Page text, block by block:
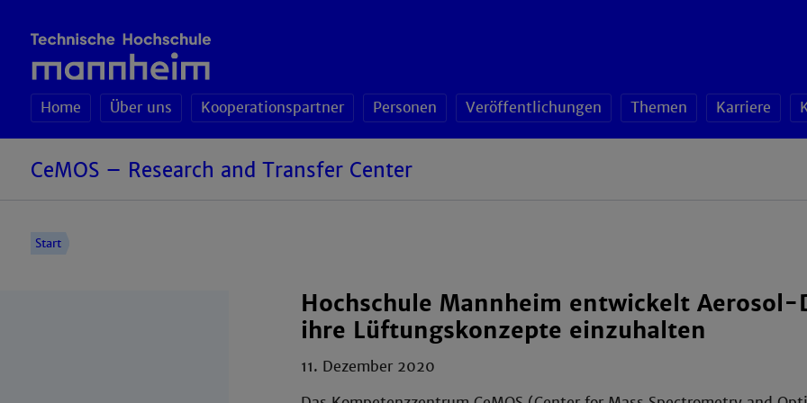
Home Über uns Kooperationspartner Personen Veröffentlichungen Themen Karriere
CeMOS – Research and Transfer Center
Start
Hochschule Mannheim entwickelt
ihre Lüftungskonzepte einzuhalten
11. Dezember 2020